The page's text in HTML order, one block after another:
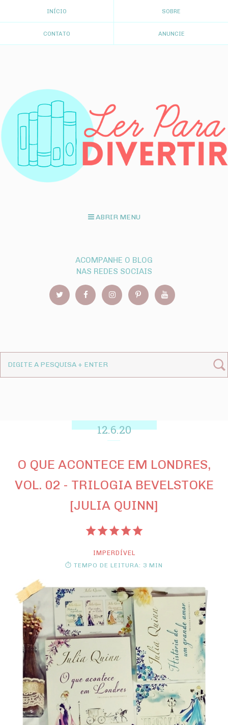
INÍCIO SOBRE
CONTATO ANUNCIE
ABRIR MENU
ACOMPANHE O BLOG
NAS REDES SOCIAIS
12.6.20
O QUE ACONTECE EM LONDRES,
VOL. 02 - TRILOGIA BEVELSTOKE
[JULIA QUINN]
IMPERDÍVEL
⏱ TEMPO DE LEITURA: 3 MIN